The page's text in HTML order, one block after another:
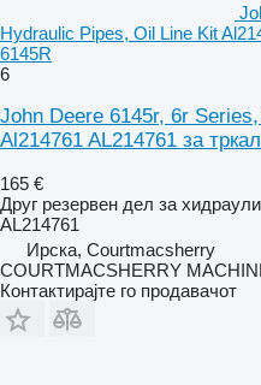
Hydraulic Pipes, Oil Line Kit
6145R
6
John Deere 6145r, 6r
Al214761 AL214761 за
165 €
Друг резервен дел за
AL214761
Ирска, Courtmacsherry
COURTMACSHERRY
Контактирајте го продавачот